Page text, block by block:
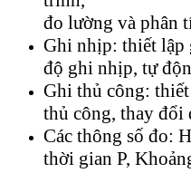
đo lường và phân
Ghi nhịp: thiết lập
độ ghi nhịp, tự
Ghi thủ công:
thủ công, thay đổi
Các thông số đo:
thời gian P,